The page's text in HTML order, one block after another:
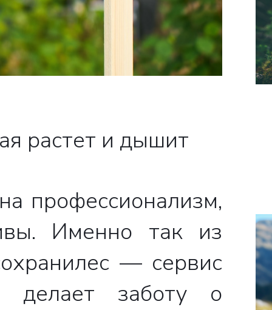
растет и дышит
профессионализм,
Именно так из
— сервис
делает заботу о